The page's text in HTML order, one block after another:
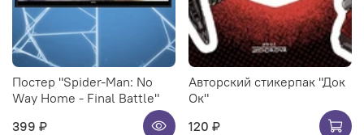
Постер "Spider-Man: No
Way Home - Final Battle"
399 ₽
Авторский стикерпак "Док
Ок"
120 ₽